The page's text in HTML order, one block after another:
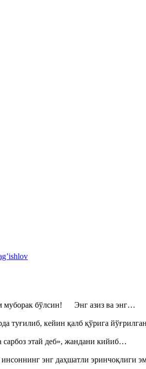
муборак бўлсин! Энг азиз ва энг…
туғилиб, кейин қалб қўрига
этай деб», жандани кийиб…
энг даҳшатли эринчоқлиги